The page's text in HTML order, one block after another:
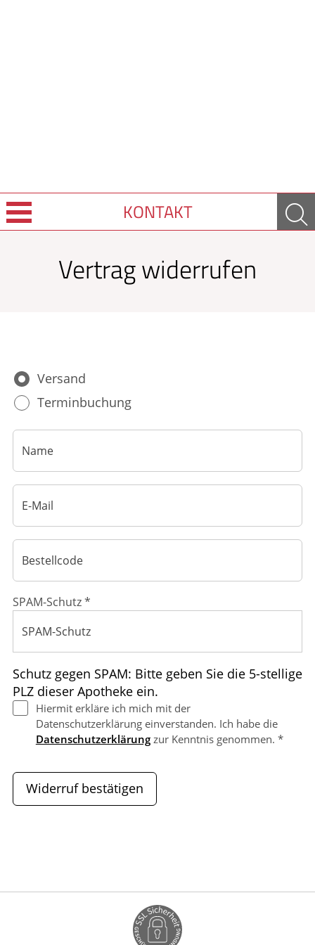
KONTAKT
Leistungen
HOMÖOPATHIE
GESUND IM ALTER
Vertrag widerrufen
Versand
Terminbuchung
SPAM-Schutz *
Schutz gegen SPAM: Bitte geben Sie die 5-stellige
PLZ dieser Apotheke ein.
Hiermit erkläre ich mich mit der
Datenschutzerklärung einverstanden. Ich habe die
Datenschutzerklärungzur Kenntnis genommen. *
Widerruf bestätigen